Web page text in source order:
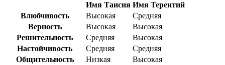
Имя Таисия Имя Терентий
Влюбчивость
Высокая
Средняя
Верность
Высокая
Высокая
Решительность
Средняя
Высокая
Настойчивость
Средняя
Средняя
Общительность
Низкая Высокая